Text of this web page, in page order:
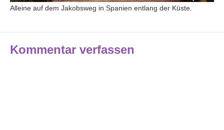
Alleine auf dem Jakobsweg in Spanien entlang der Küste.
Kommentar verfassen